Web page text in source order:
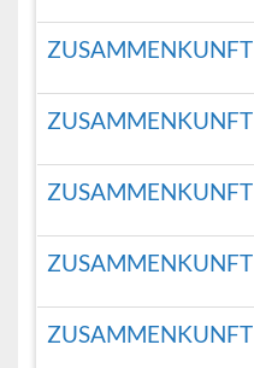
ZUSAMMENKUNFT
ZUSAMMENKUNFT
ZUSAMMENKUNFT
ZUSAMMENKUNFT
ZUSAMMENKUNFT